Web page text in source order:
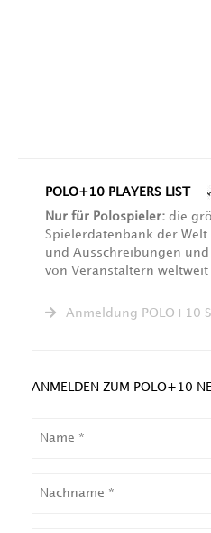
POLO+10 PLAYERS LIST
Nur für Polospieler: die
Spielerdatenbank der
und Ausschreibungen
von Veranstaltern weltweit
Anmeldung POLO+10
ANMELDEN ZUM POLO+10